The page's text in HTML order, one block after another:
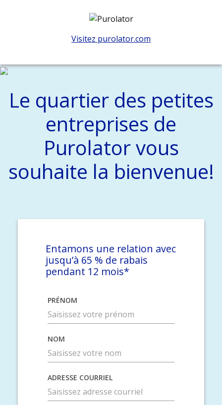
Visitez purolator.com
Le quartier des petites
entreprises de
Purolator vous
souhaite la bienvenue!
Entamons une relation avec
jusqu’à 65 % de rabais
pendant 12 mois*
PRÉNOM
NOM
ADRESSE COURRIEL